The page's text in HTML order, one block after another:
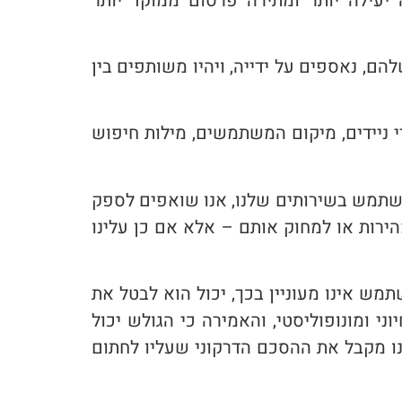
נאספים על ידייה, ויהיו משותפים בין
מיקום המשתמשים, מילות חיפוש
בשירותים שלנו, אנו שואפים לספק
או למחוק אותם – אלא אם כן עלינו
אינו מעוניין בכך, יכול הוא לבטל את
והאמירה כי הגולש יכול
את ההסכם הדרקוני שעליו לחתום